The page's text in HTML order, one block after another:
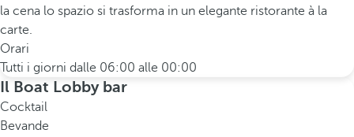
la cena lo spazio si trasforma in un elegante ristorante à la
carte.
Orari
Tutti i giorni dalle 06:00 alle 00:00
Il Boat Lobby bar
Cocktail
Bevande